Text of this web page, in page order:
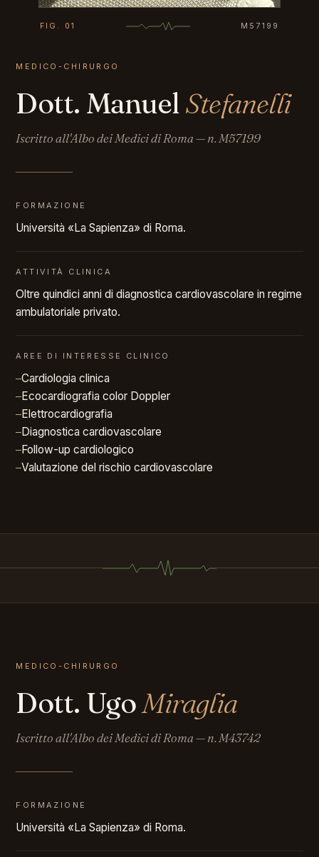
FIG. 01 M57199
MEDICO-CHIRURGO
Dott. Manuel Stefanelli
Iscritto all'Albo dei Medici di Roma — n. M57199
FORMAZIONE
Università «La Sapienza» di Roma.
ATTIVITÀ CLINICA
Oltre quindici anni di diagnostica cardiovascolare in regime
ambulatoriale privato.
AREE DI INTERESSE CLINICO
Cardiologia clinica
Ecocardiografia color Doppler
Elettrocardiografia
Diagnostica cardiovascolare
Follow-up cardiologico
Valutazione del rischio cardiovascolare
MEDICO-CHIRURGO
Dott. UgoMiraglia
Iscritto all'Albo dei Medici di Roma — n. M43742
FORMAZIONE
Università «La Sapienza» di Roma.